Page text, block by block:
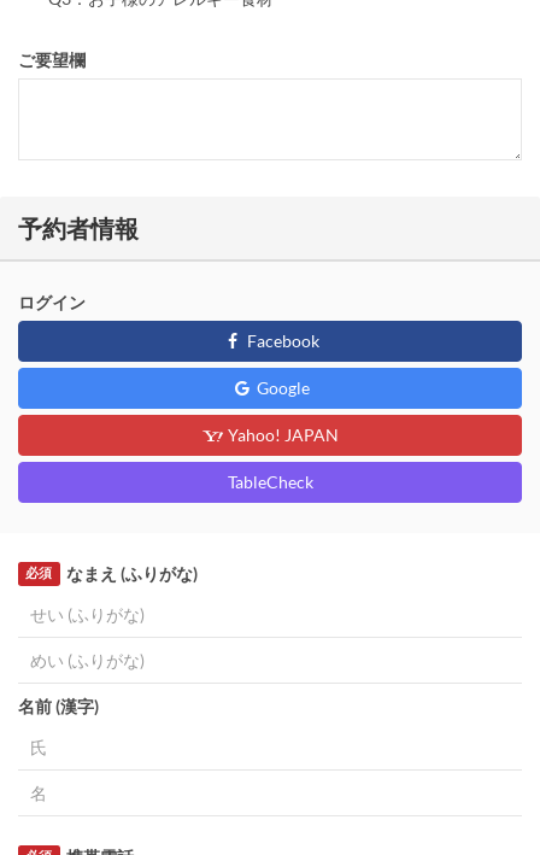
ご要望欄
予約者情報
ログイン
Facebook
Google
Yahoo! JAPAN
TableCheck
なまえ (ふりがな)
必須
名前 (漢字)